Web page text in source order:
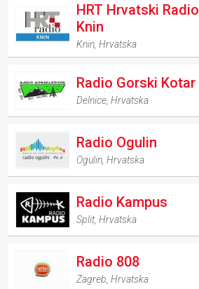
HRT Hrvatski Radio
Knin
Knin ,Hrvatska
Radio Gorski Kotar
Delnice ,Hrvatska
Radio Ogulin
Ogulin ,Hrvatska
Radio Kampus
Split,Hrvatska
Radio 808
Zagreb ,Hrvatska